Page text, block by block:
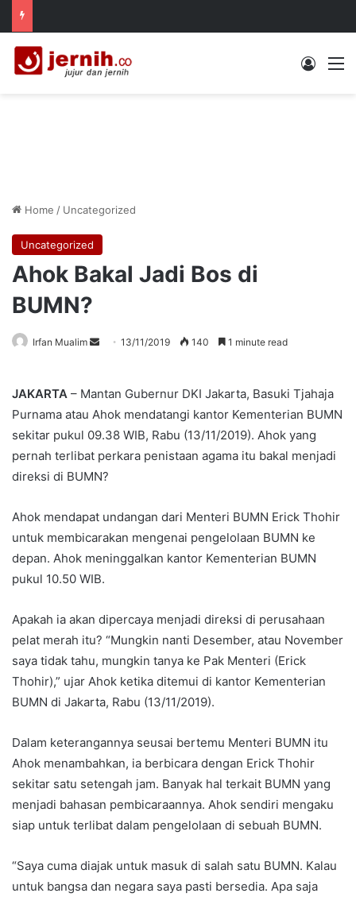
Log In
Home / Uncategorized
Uncategorized
Ahok Bakal Jadi Bos di
BUMN?
Irfan Mualim
Send13/11/2019 140 1 minute read
JAKARTA – Mantan Gubernur DKI Jakarta, Basuki Tjahaja
Purnama atau Ahok mendatangi kantor Kementerian BUMN
sekitar pukul 09.38 WIB, Rabu (13/11/2019). Ahok yang
pernah terlibat perkara penistaan agama itu bakal menjadi
direksi di BUMN?
Ahok mendapat undangan dari Menteri BUMN Erick Thohir
untuk membicarakan mengenai pengelolaan BUMN ke
depan. Ahok meninggalkan kantor Kementerian BUMN
pukul 10.50 WIB.
Apakah ia akan dipercaya menjadi direksi di perusahaan
pelat merah itu? “Mungkin nanti Desember, atau November
saya tidak tahu, mungkin tanya ke Pak Menteri (Erick
Thohir),” ujar Ahok ketika ditemui di kantor Kementerian
BUMN di Jakarta, Rabu (13/11/2019).
Dalam keterangannya seusai bertemu Menteri BUMN itu
Ahok menambahkan, ia berbicara dengan Erick Thohir
sekitar satu setengah jam. Banyak hal terkait BUMN yang
menjadi bahasan pembicaraannya. Ahok sendiri mengaku
siap untuk terlibat dalam pengelolaan di sebuah BUMN.
“Saya cuma diajak untuk masuk di salah satu BUMN. Kalau
untuk bangsa dan negara saya pasti bersedia. Apa saja